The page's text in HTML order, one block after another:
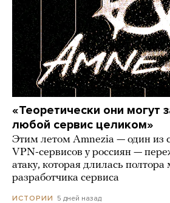
«Теоретически они могут
любой сервис целиком»
Этим летом Amnezia — один из
VPN-сервисов у россиян —
атаку, которая длилась
разработчика сервиса
ИСТОРИИ 5 дней назад